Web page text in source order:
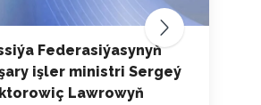
Federasiýasynyň
işler ministri Sergeý
Lawrowyň